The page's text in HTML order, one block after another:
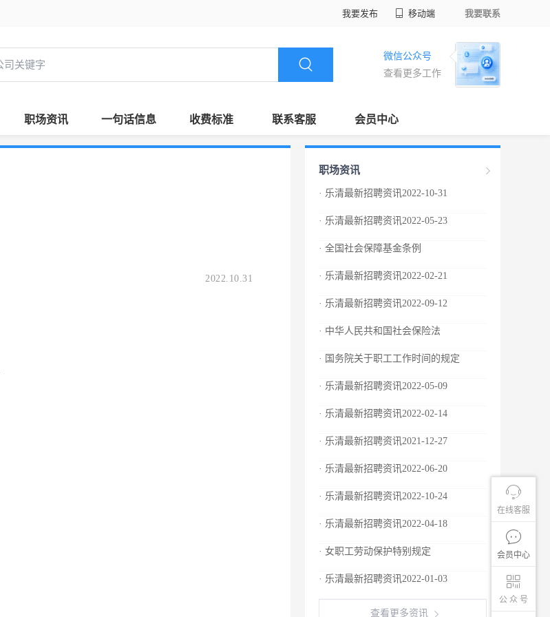
我要发布 移动端 我要联系
微信公众号
查看更多工作
职场资讯 一句话信息 收费标准 联系客服 会员中心
在线客服
会员中心
公 众 号
2022.10.31
职场资讯
· 乐清最新招聘资讯2022-10-31
· 乐清最新招聘资讯2022-05-23
· 全国社会保障基金条例
· 乐清最新招聘资讯2022-02-21
· 乐清最新招聘资讯2022-09-12
· 中华人民共和国社会保险法
· 国务院关于职工工作时间的规定
· 乐清最新招聘资讯2022-05-09
· 乐清最新招聘资讯2022-02-14
· 乐清最新招聘资讯2021-12-27
· 乐清最新招聘资讯2022-06-20
· 乐清最新招聘资讯2022-10-24
· 乐清最新招聘资讯2022-04-18
· 女职工劳动保护特别规定
· 乐清最新招聘资讯2022-01-03
查看更多资讯